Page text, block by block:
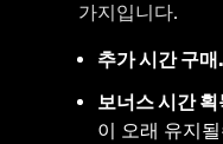
가지입니다.
추가 시간 구매.
보너스 시간 획
이 오래 유지